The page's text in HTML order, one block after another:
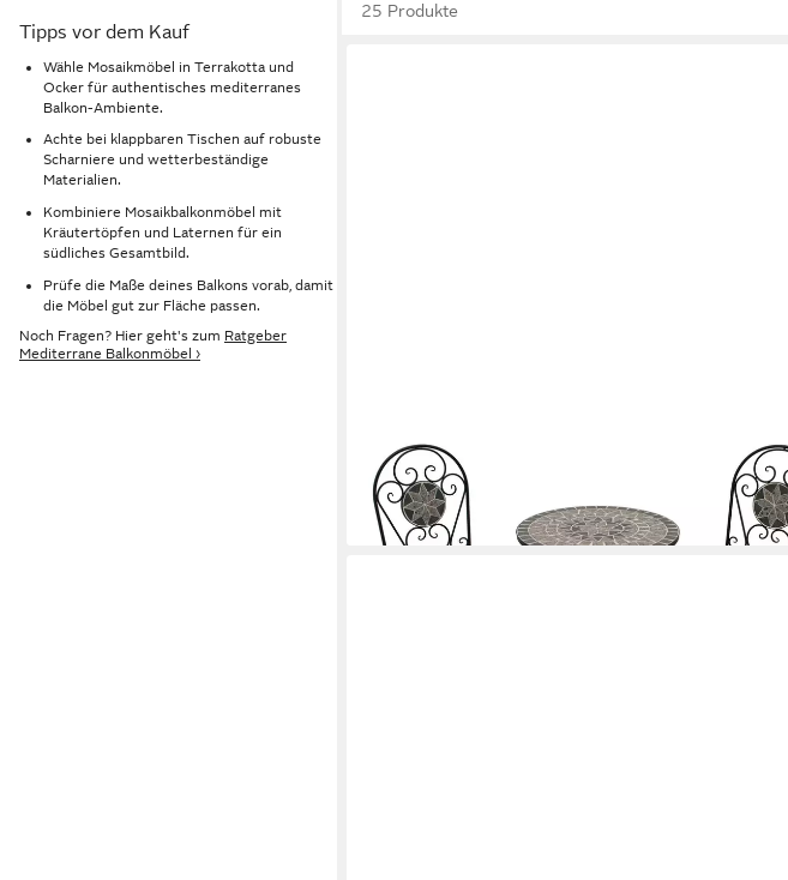
Tipps vor dem Kauf
Wähle Mosaikmöbel in Terrakotta und
Ocker für authentisches mediterranes
Balkon-Ambiente.
Achte bei klappbaren Tischen auf robuste
Scharniere und wetterbeständige
Materialien.
Kombiniere Mosaikbalkonmöbel mit
Kräutertöpfen und Laternen für ein
südliches Gesamtbild.
Prüfe die Maße deines Balkons vorab, damit
die Möbel gut zur Fläche passen.
Noch Fragen? Hier geht's zum Ratgeber
Mediterrane Balkonmöbel ›
25 Produkte
Garten-Essgruppe SIENA, (3-tlg), 2x Klappstuhl und 1x
Tisch rund 60cm, Mosaik-Dekor grau, mit Polstern
195,69 €
lieferbar - in 2-3 Werktagen bei dir